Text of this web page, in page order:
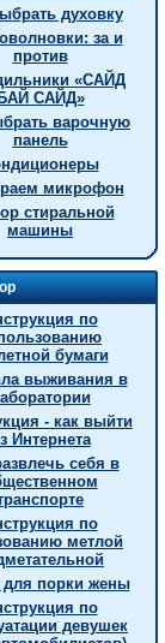
духовку
за и
против
«САЙД
БАЙ САЙД»
варочную
панель
микрофон
стиральной
машины
по
бумаги
выживания в
- как выйти
Интернета
себя в
по
метлой
для порки жены
по
девушек